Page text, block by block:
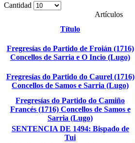
Cantidad
Artículos
Título
Fregresías do Partido de Froián (1716)
Concellos de Sarria e O Incio (Lugo)
Fregresías do Partido do Caurel (1716)
Concellos de Samos e Sarria (Lugo)
Fregresías do Partido do Camiño
Francés (1716) Concellos de Samos e
Sarria (Lugo)
SENTENCIA DE 1494: Bispado de
Tui